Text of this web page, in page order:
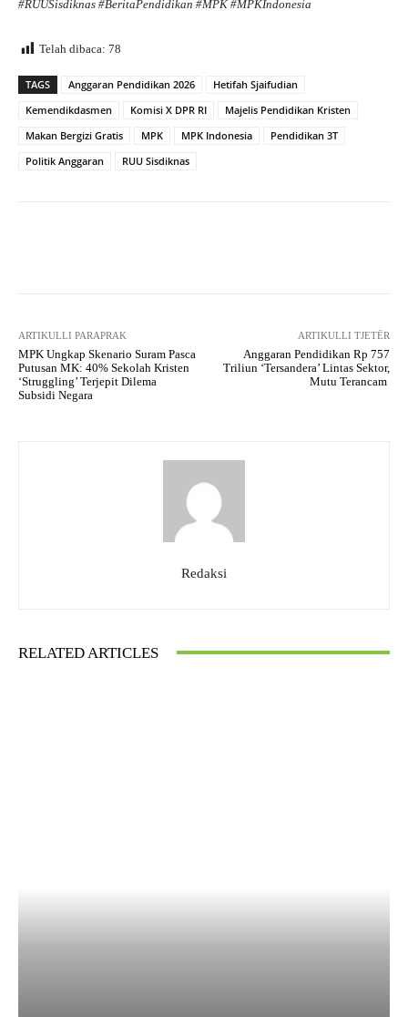
#RUUSisdiknas #BeritaPendidikan #MPK #MPKIndonesia
Telah dibaca: 78
TAGS Anggaran Pendidikan 2026
Hetifah Sjaifudian
Kemendikdasmen
Komisi X DPR RI
Majelis Pendidikan Kristen
Makan Bergizi Gratis
MPK MPK Indonesia
Pendidikan 3T
Politik Anggaran
RUU Sisdiknas
ARTIKULLI PARAPRAK
MPK Ungkap Skenario Suram Pasca
Putusan MK: 40% Sekolah Kristen
‘Struggling’ Terjepit Dilema
Subsidi Negara
ARTIKULLI TJETËR
Anggaran Pendidikan Rp 757
Triliun ‘Tersandera’ Lintas Sektor,
Mutu Terancam
Redaksi
RELATED ARTICLES